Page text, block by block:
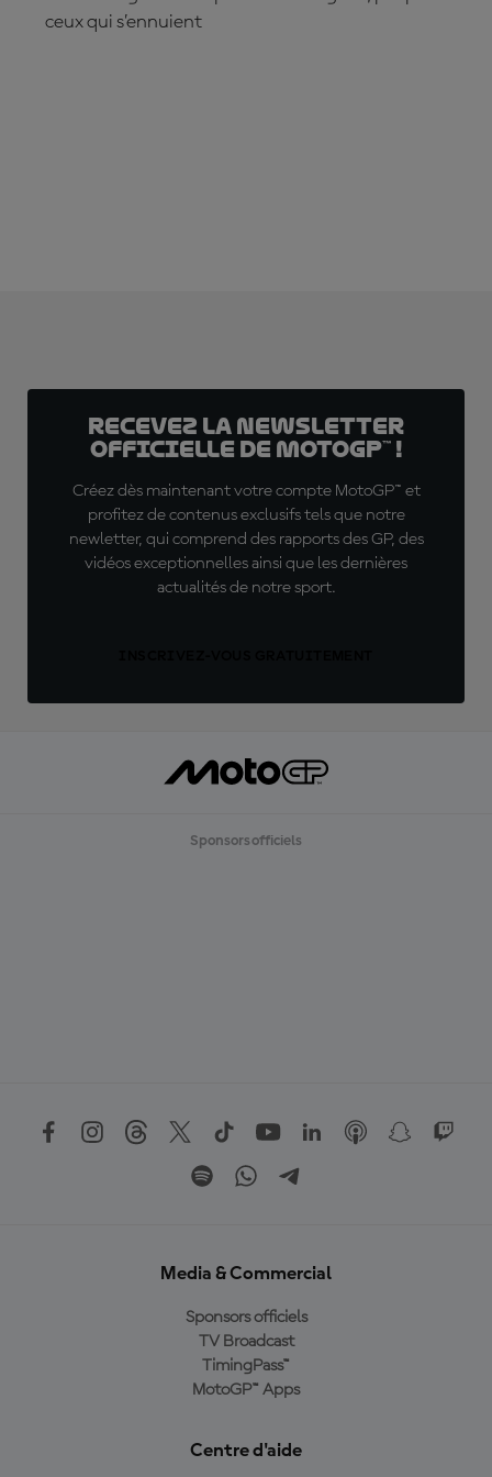
ceux qui s’ennuient
Recevez la Newsletter
officielle de MotoGP™ !
Créez dès maintenant votre compte MotoGP™ et
profitez de contenus exclusifs tels que notre
newletter, qui comprend des rapports des GP, des
vidéos exceptionnelles ainsi que les dernières
actualités de notre sport.
Sponsors officiels
Media & Commercial
Sponsors officiels
TV Broadcast
TimingPass™
MotoGP™ Apps
Centre d'aide